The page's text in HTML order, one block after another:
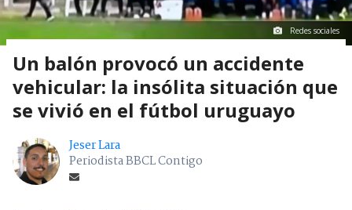
Redes sociales
Un balón provocó un accidente
vehicular: la insólita situación que
se vivió en el fútbol uruguayo
Jeser Lara
Periodista BBCL Contigo